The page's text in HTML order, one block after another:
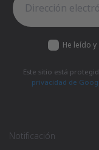
He leído
Este sitio está
privacidad de
Notificación